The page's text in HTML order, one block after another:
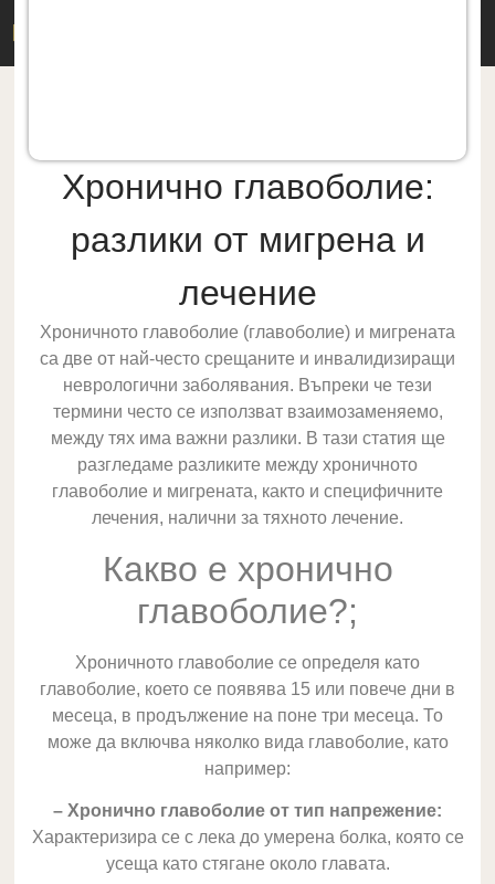
Хронично главоболие:
разлики от мигрена и
лечение
Хроничното главоболие (главоболие) и мигрената
са две от най-често срещаните и инвалидизиращи
неврологични заболявания. Въпреки че тези
термини често се използват взаимозаменяемо,
между тях има важни разлики. В тази статия ще
разгледаме разликите между хроничното
главоболие и мигрената, както и специфичните
лечения, налични за тяхното лечение.
Какво е хронично
главоболие?;
Хроничното главоболие се определя като
главоболие, което се появява 15 или повече дни в
месеца, в продължение на поне три месеца. То
може да включва няколко вида главоболие, като
например:
– Хронично главоболие от тип напрежение:
Характеризира се с лека до умерена болка, която се
усеща като стягане около главата.